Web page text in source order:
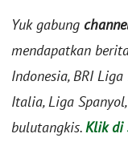
Yuk gabung
mendapatkan
Indonesia, BRI
Italia, Liga
bulutangkis.Klik di